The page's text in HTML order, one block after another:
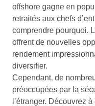
offshore gagne en
retraités aux chefs
comprendre pourquoi.
offrent de nouvelles
rendement
diversifier.
Cependant, de
préoccupées par la
l’étranger. Découvrez